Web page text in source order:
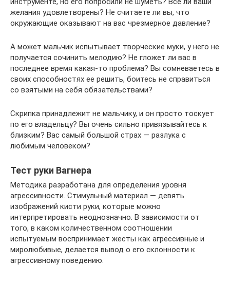
желания удовлетворены? Не считаете ли вы, что
окружающие оказывают на вас чрезмерное давление?
А может мальчик испытывает творческие муки, у него не
получается сочинить мелодию? Не гложет ли вас в
последнее время какая-то проблема? Вы сомневаетесь в
своих способностях ее решить, боитесь не справиться
со взятыми на себя обязательствами?
Скрипка принадлежит не мальчику, и он просто тоскует
по его владельцу? Вы очень сильно привязывайтесь к
близким? Вас самый большой страх — разлука с
любимым человеком?
Тест руки Вагнера
Методика разработана для определения уровня
агрессивности. Стимульный материал — девять
изображений кисти руки, которые можно
интерпретировать неоднозначно. В зависимости от
того, в каком количественном соотношении
испытуемым воспринимает жесты как агрессивные и
миролюбивые, делается вывод о его склонности к
агрессивному поведению.